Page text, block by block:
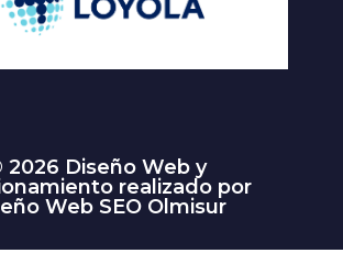
2026 Diseño Web y
realizado por
Web SEO Olmisur